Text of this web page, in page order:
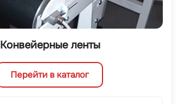
Конвейерные ленты
Перейти в каталог